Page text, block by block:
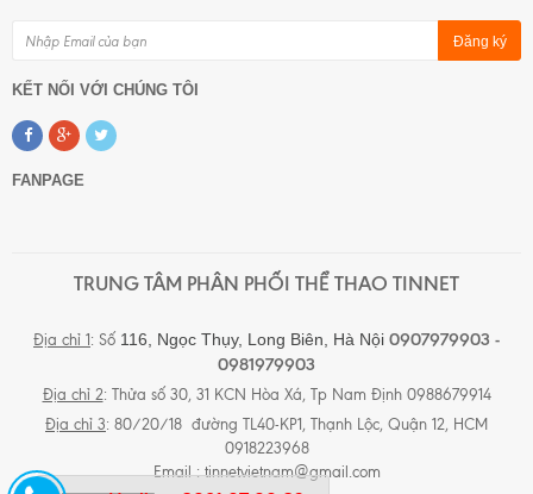
Đăng ký
KẾT NỐI VỚI CHÚNG TÔI
FANPAGE
TRUNG TÂM PHÂN PHỐI THỂ THAO TINNET
Địa chỉ 1 : Số 116, Ngọc Thụy, Long Biên, Hà Nội 0907979903 -
0981979903
Địa chỉ 2: Thửa số 30, 31 KCN Hòa Xá, Tp Nam Định 0988679914
Địa chỉ 3: 80/20/18 đường TL40-KP1, Thạnh Lộc, Quận 12, HCM
0918223968
Email :tinnetvietnam@gmail.com